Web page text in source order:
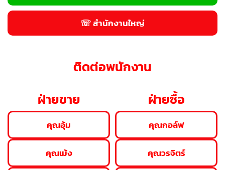
☏ สำนักงานใหญ่
ติดต่อพนักงาน
ฝ่ายขาย
คุณอุ้ม
คุณเม้ง
ฝ่ายซื้อ
คุณกอล์ฟ
คุณวรจิตร์